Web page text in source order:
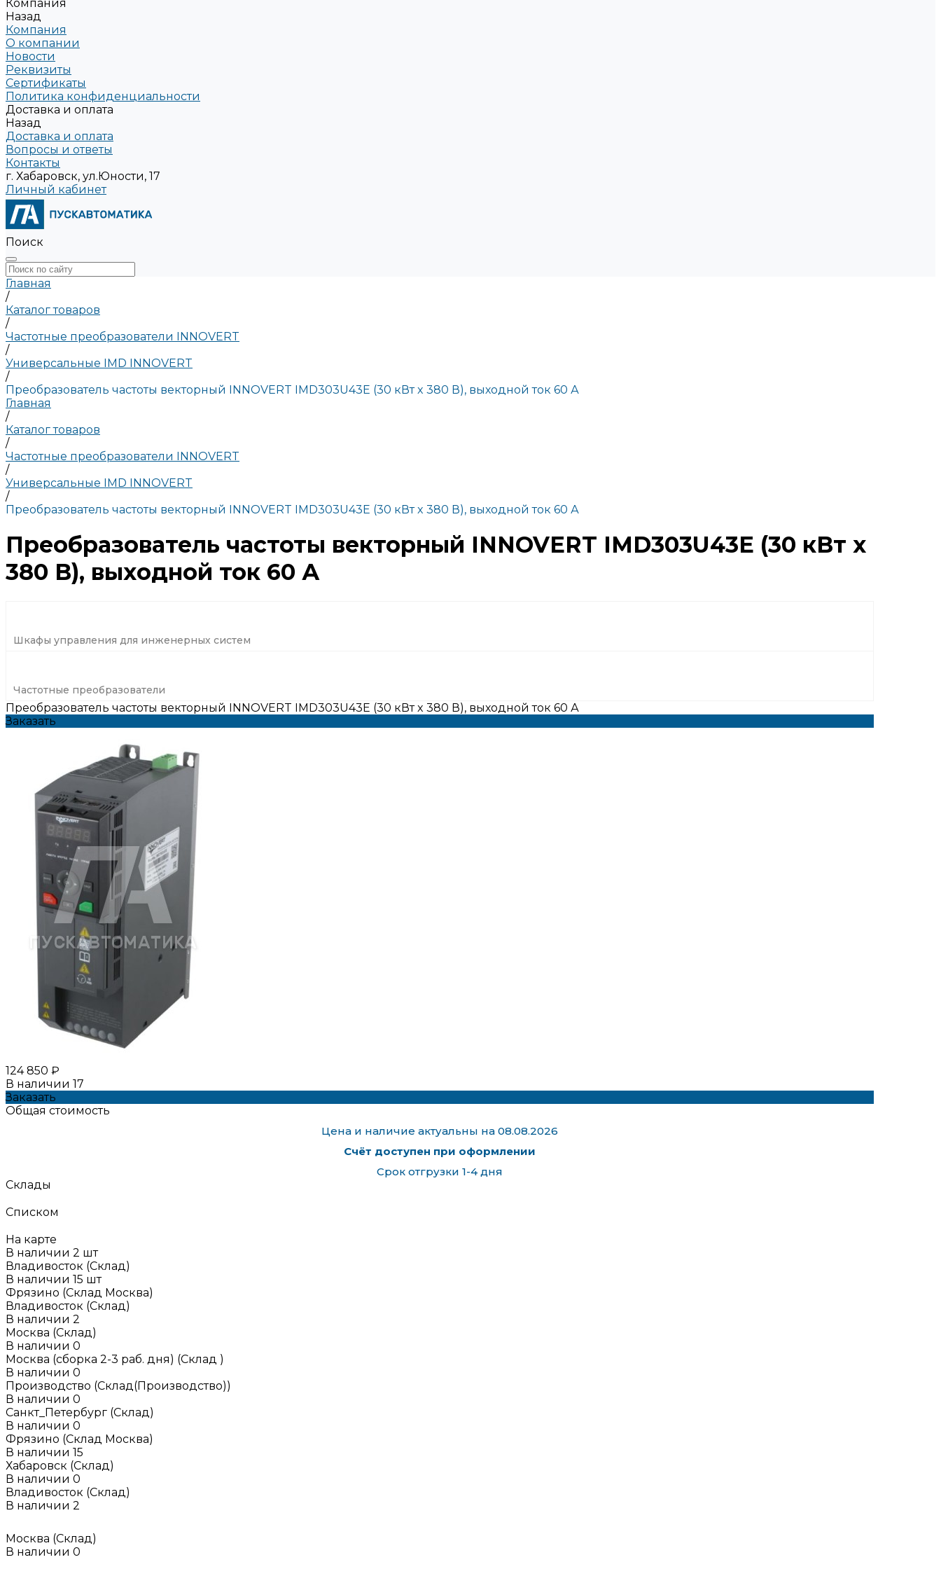
Компания
Назад
Компания
О компании
Новости
Реквизиты
Сертификаты
Политика конфиденциальности
Доставка и оплата
Назад
Доставка и оплата
Вопросы и ответы
Контакты
г. Хабаровск, ул.Юности, 17
Личный кабинет
Поиск
Главная
/
Каталог товаров
/
Частотные преобразователи INNOVERT
/
Универсальные IMD INNOVERT
/
Преобразователь частоты векторный INNOVERT IMD303U43E (30 кВт x 380 В), выходной ток 60 А
Главная
/
Каталог товаров
/
Частотные преобразователи INNOVERT
/
Универсальные IMD INNOVERT
/
Преобразователь частоты векторный INNOVERT IMD303U43E (30 кВт x 380 В), выходной ток 60 А
Преобразователь частоты векторный INNOVERT IMD303U43E (30 кВт x
380 В), выходной ток 60 А
Шкафы управления для инженерных систем
Частотные преобразователи
Преобразователь частоты векторный INNOVERT IMD303U43E (30 кВт x 380 В), выходной ток 60 А
Заказать
124 850 ₽
В наличии 17
Заказать
Общая стоимость
Цена и наличие актуальны на 08.08.2026
Счёт доступен при оформлении
Срок отгрузки 1-4 дня
Склады
Списком
На карте
В наличии 2 шт
Владивосток (Склад)
В наличии 15 шт
Фрязино (Склад Москва)
Владивосток (Склад)
В наличии 2
Москва (Склад)
В наличии 0
Москва (сборка 2-3 раб. дня) (Склад )
В наличии 0
Производство (Склад(Производство))
В наличии 0
Санкт_Петербург (Склад)
В наличии 0
Фрязино (Склад Москва)
В наличии 15
Хабаровск (Склад)
В наличии 0
Владивосток (Склад)
В наличии 2
Москва (Склад)
В наличии 0